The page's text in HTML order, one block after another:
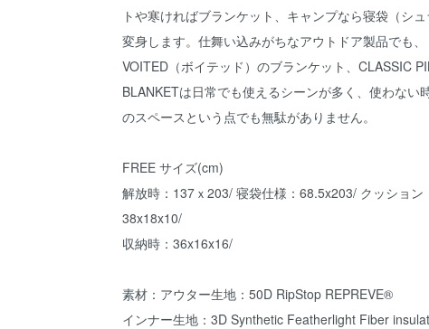
トや寒ければブランケット、キャンプなら寝袋（シ
変身します。仕舞い込みがちなアウトドア製品でも、
VOITED（ボイテッド）のブランケット、CLASSIC
BLANKETは日常でも使えるシーンが多く、使わない
のスペースという点でも無駄がありません。
FREE サイズ(cm)
解放時：137ｘ203/ 寝袋仕様：68.5x203/ クッション
38x18x10/
収納時：36x16x16/
素材：アウター生地：50D RipStop REPREVE®
インナー生地：3D Synthetic Featherlight Fiber